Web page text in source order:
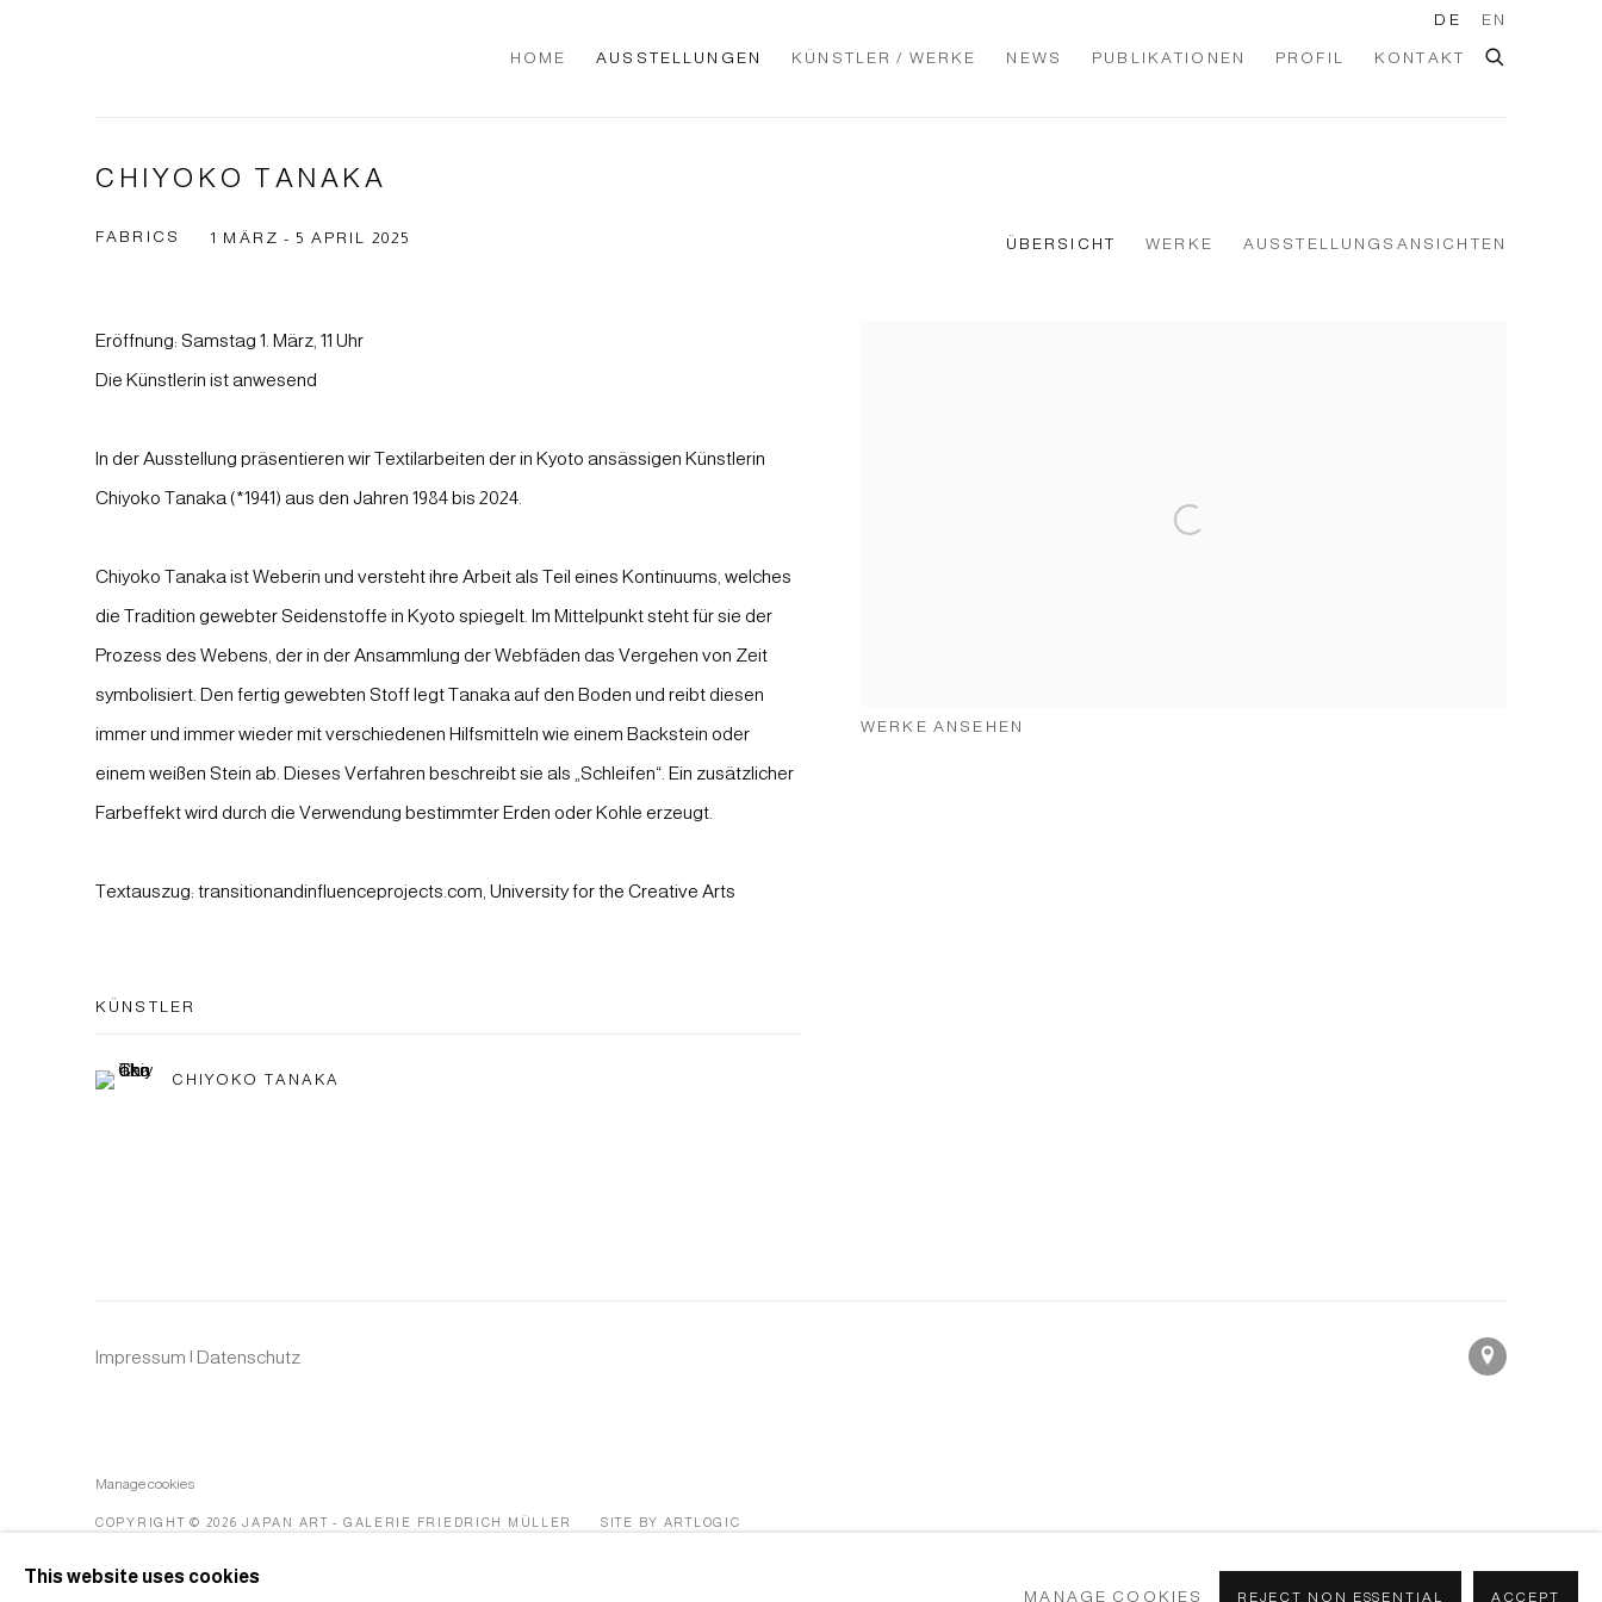
HOME AUSSTELLUNGEN KÜNSTLER / WERKE NEWS PUBLIKATIONEN PROFIL KONTAKT
DE EN
CHIYOKO TANAKA
FABRICS 1 MÄRZ - 5 APRIL 2025 ÜBERSICHT WERKE AUSSTELLUNGSANSICHTEN
WERKE ANSEHEN
Eröffnung: Samstag 1. März, 11 Uhr
Die Künstlerin ist anwesend
In der Ausstellung präsentieren wir Textilarbeiten der in Kyoto ansässigen Künstlerin
Chiyoko Tanaka (*1941) aus den Jahren 1984 bis 2024.
Chiyoko Tanaka ist Weberin und versteht ihre Arbeit als Teil eines Kontinuums, welches
die Tradition gewebter Seidenstoffe in Kyoto spiegelt. Im Mittelpunkt steht für sie der
Prozess des Webens, der in der Ansammlung der Webfäden das Vergehen von Zeit
symbolisiert. Den fertig gewebten Stoff legt Tanaka auf den Boden und reibt diesen
immer und immer wieder mit verschiedenen Hilfsmitteln wie einem Backstein oder
einem weißen Stein ab. Dieses Verfahren beschreibt sie als „Schleifen“. Ein zusätzlicher
Farbeffekt wird durch die Verwendung bestimmter Erden oder Kohle erzeugt.
Textauszug: transitionandinfluenceprojects.com, University for the Creative Arts
KÜNSTLER
CHIYOKO TANAKA
Impressum | Datenschutz
Manage cookies
COPYRIGHT © 2026 JAPAN ART - GALERIE FRIEDRICH MÜLLER SITE BY ARTLOGIC
This website uses cookies
MANAGE COOKIES REJECT NON ESSENTIAL ACCEPT